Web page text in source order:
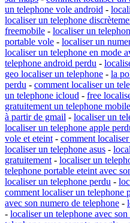
un telephone vole android -
localiser un telephone
freemobile - localiser un
portable vole - localiser un
localiser un telephone en mode
telephone android perdu -
geo localiser un telephone - la
perdu - comment localiser un
un telephone icloud - free
gratuitement un telephone mobile
à partir de gmail - localiser un
localiser un telephone apple
vole et eteint - comment
localiser un telephone asus -
gratuitement - localiser un
telephone portable eteint avec
localiser un telephone perdu -
comment localiser un telephone
avec son numero de telephone -
- localiser un telephone avec